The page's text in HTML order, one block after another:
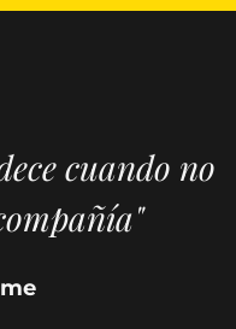
cuando no